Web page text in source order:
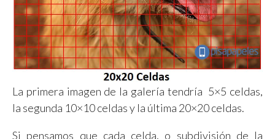
La primera imagen de la galería tendría 5×5 celdas,
la segunda 10×10 celdas y la última 20×20 celdas.
Si pensamos que cada celda, o subdivisión de la